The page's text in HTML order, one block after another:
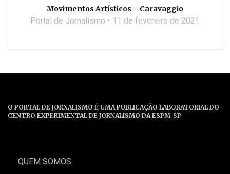
Movimentos Artísticos – Caravaggio
Portal de Jornalismo 11 de fevereiro de 2021
O PORTAL DE JORNALISMO É UMA PUBLICAÇÃO LABORATORIAL DO
CENTRO EXPERIMENTAL DE JORNALISMO DA ESPM-SP
QUEM SOMOS